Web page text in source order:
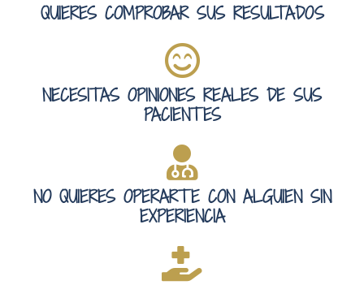
QUIERES COMPROBAR SUS RESULTADOS
NECESITAS OPINIONES REALES DE SUS
PACIENTES
NO QUIERES OPERARTE CON ALGUIEN SIN
EXPERIENCIA